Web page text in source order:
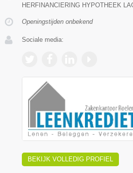
HERFINANCIERING HYPOTHEEK
Openingstijden onbekend
Sociale media:
BEKIJK VOLLEDIG PROFIEL